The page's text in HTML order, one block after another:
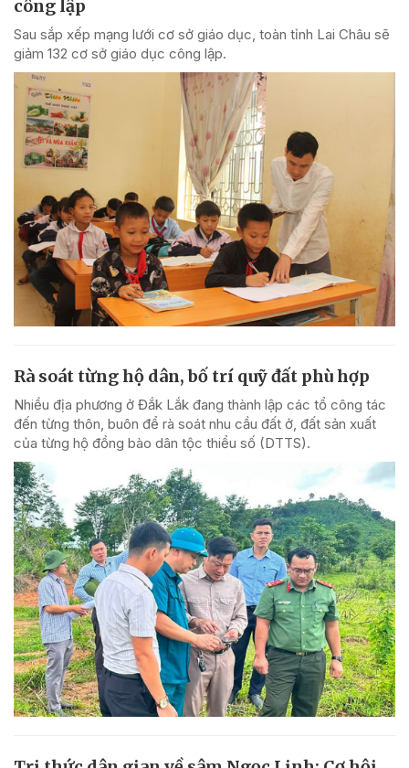
công lập
Sau sắp xếp mạng lưới cơ sở giáo dục, toàn tỉnh Lai Châu sẽ
giảm 132 cơ sở giáo dục công lập.
Rà soát từng hộ dân, bố trí quỹ đất phù hợp
Nhiều địa phương ở Đắk Lắk đang thành lập các tổ công tác
đến từng thôn, buôn để rà soát nhu cầu đất ở, đất sản xuất
của từng hộ đồng bào dân tộc thiểu số (DTTS).